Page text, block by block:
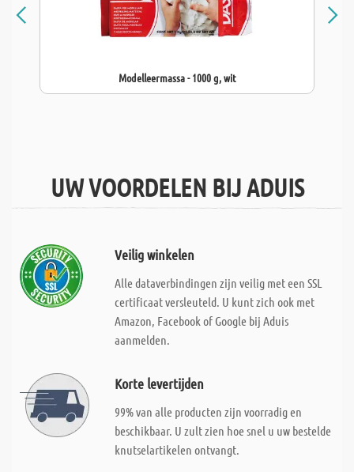
Modelleermassa - 1000 g, wit
UW VOORDELEN BIJ ADUIS
Veilig winkelen
Alle dataverbindingen zijn veilig met een SSL
certificaat versleuteld. U kunt zich ook met
Amazon, Facebook of Google bij Aduis
aanmelden.
Korte levertijden
99% van alle producten zijn voorradig en
beschikbaar. U zult zien hoe snel u uw bestelde
knutselartikelen ontvangt.